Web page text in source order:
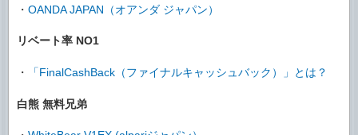
・ OANDA JAPAN（オアンダ ジャパン）
リベート率 NO1
・ 「FinalCashBack（ファイナルキャッシュバック）」とは？
白熊 無料兄弟